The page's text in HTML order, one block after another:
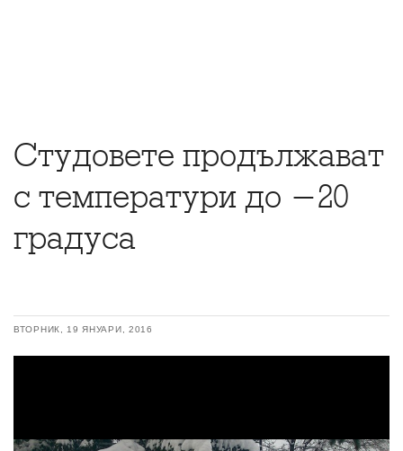
Студовете продължават
с температури до -20
градуса
ВТОРНИК, 19 ЯНУАРИ, 2016